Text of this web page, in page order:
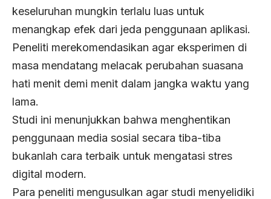
keseluruhan mungkin terlalu luas untuk
menangkap efek dari jeda penggunaan aplikasi.
Peneliti merekomendasikan agar eksperimen di
masa mendatang melacak perubahan suasana
hati menit demi menit dalam jangka waktu yang
lama.
Studi ini menunjukkan bahwa menghentikan
penggunaan media sosial secara tiba-tiba
bukanlah cara terbaik untuk mengatasi stres
digital modern.
Para peneliti mengusulkan agar studi menyelidiki